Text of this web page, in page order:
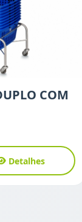
COM
Detalhes